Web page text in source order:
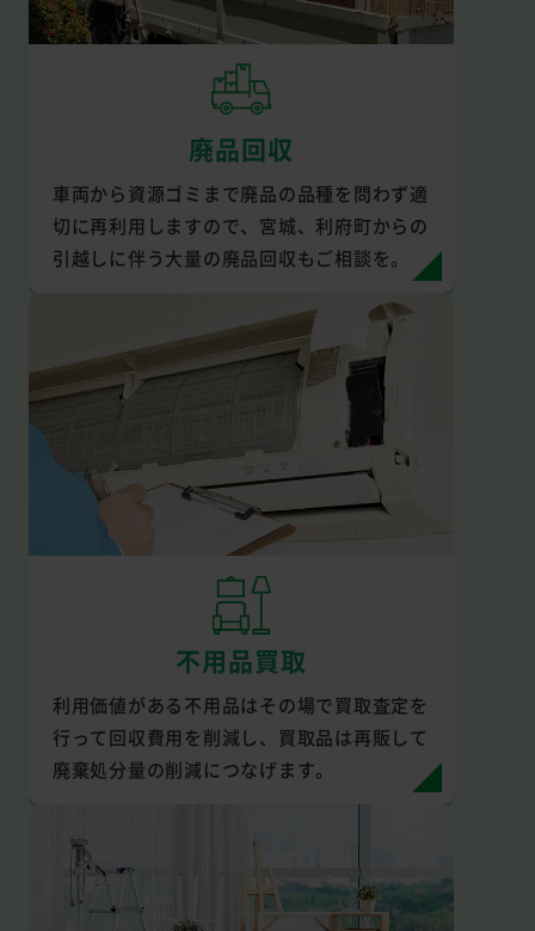
廃品回収
車両から資源ゴミまで廃品の品種を問わず適
切に再利用しますので、宮城、利府町からの
引越しに伴う大量の廃品回収もご相談を。
不用品買取
利用価値がある不用品はその場で買取査定を
行って回収費用を削減し、買取品は再販して
廃棄処分量の削減につなげます。